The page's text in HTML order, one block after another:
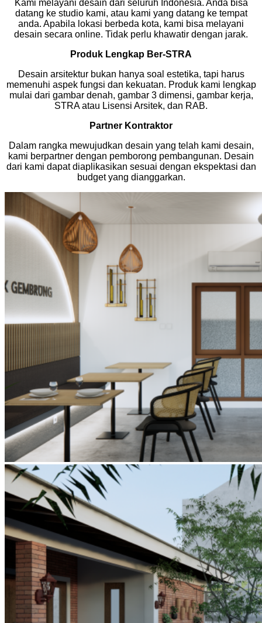
Kami melayani desain dari seluruh Indonesia. Anda bisa
datang ke studio kami, atau kami yang datang ke tempat
anda. Apabila lokasi berbeda kota, kami bisa melayani
desain secara online. Tidak perlu khawatir dengan jarak.
Produk Lengkap Ber-STRA
Desain arsitektur bukan hanya soal estetika, tapi harus
memenuhi aspek fungsi dan kekuatan. Produk kami lengkap
mulai dari gambar denah, gambar 3 dimensi, gambar kerja,
STRA atau Lisensi Arsitek, dan RAB.
Partner Kontraktor
Dalam rangka mewujudkan desain yang telah kami desain,
kami berpartner dengan pemborong pembangunan. Desain
dari kami dapat diaplikasikan sesuai dengan ekspektasi dan
budget yang dianggarkan.